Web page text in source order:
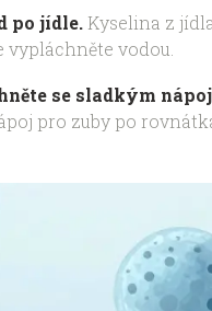
po jídle. Kyselina z
vodou.
se sladkým
pro zuby po